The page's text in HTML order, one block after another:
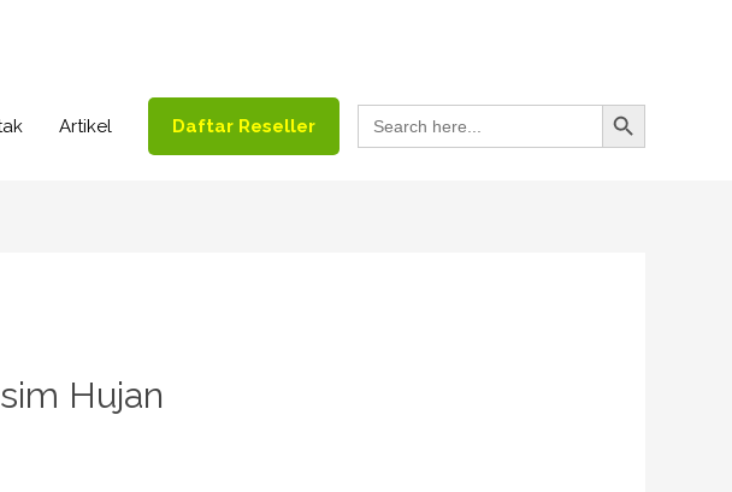
Artikel Daftar Reseller
Search
for:
Search Button
Hujan